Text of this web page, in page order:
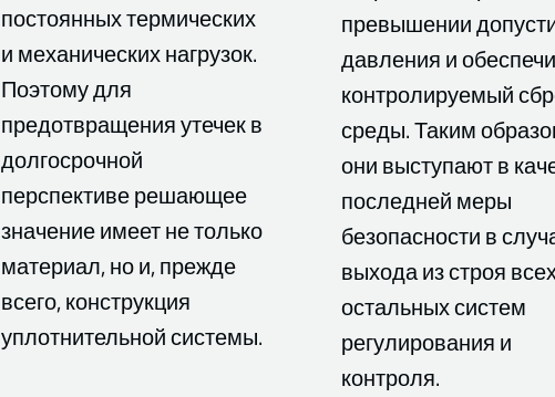
постоянных термических
и механических нагрузок.
Поэтому для
предотвращения утечек в
долгосрочной
перспективе решающее
значение имеет не только
материал, но и, прежде
всего, конструкция
уплотнительной системы.
превышении
давления и
контролируемый
среды. Таким
они выступают в
последней меры
безопасности в
выхода из строя
остальных систем
регулирования и
контроля.